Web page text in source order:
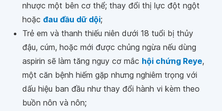
nhược một bên cơ thể; thay đổi thị lực đột ngột
hoặc đau đầu dữ dội;
Trẻ em và thanh thiếu niên dưới 18 tuổi bị thủy
đậu, cúm, hoặc mới được chủng ngừa nếu dùng
aspirin sẽ làm tăng nguy cơ mắc hội chứng Reye,
một căn bệnh hiếm gặp nhưng nghiêm trọng với
dấu hiệu ban đầu như thay đổi hành vi kèm theo
buồn nôn và nôn;